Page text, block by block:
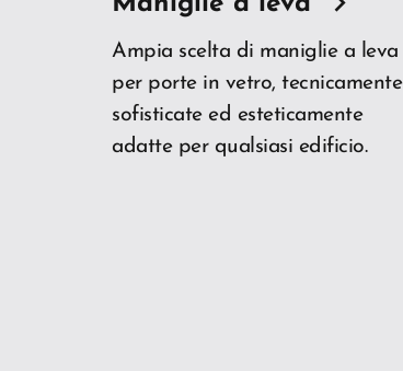
Ampia scelta di maniglie a leva
per porte in vetro, tecnicamente
sofisticate ed esteticamente
adatte per qualsiasi edificio.